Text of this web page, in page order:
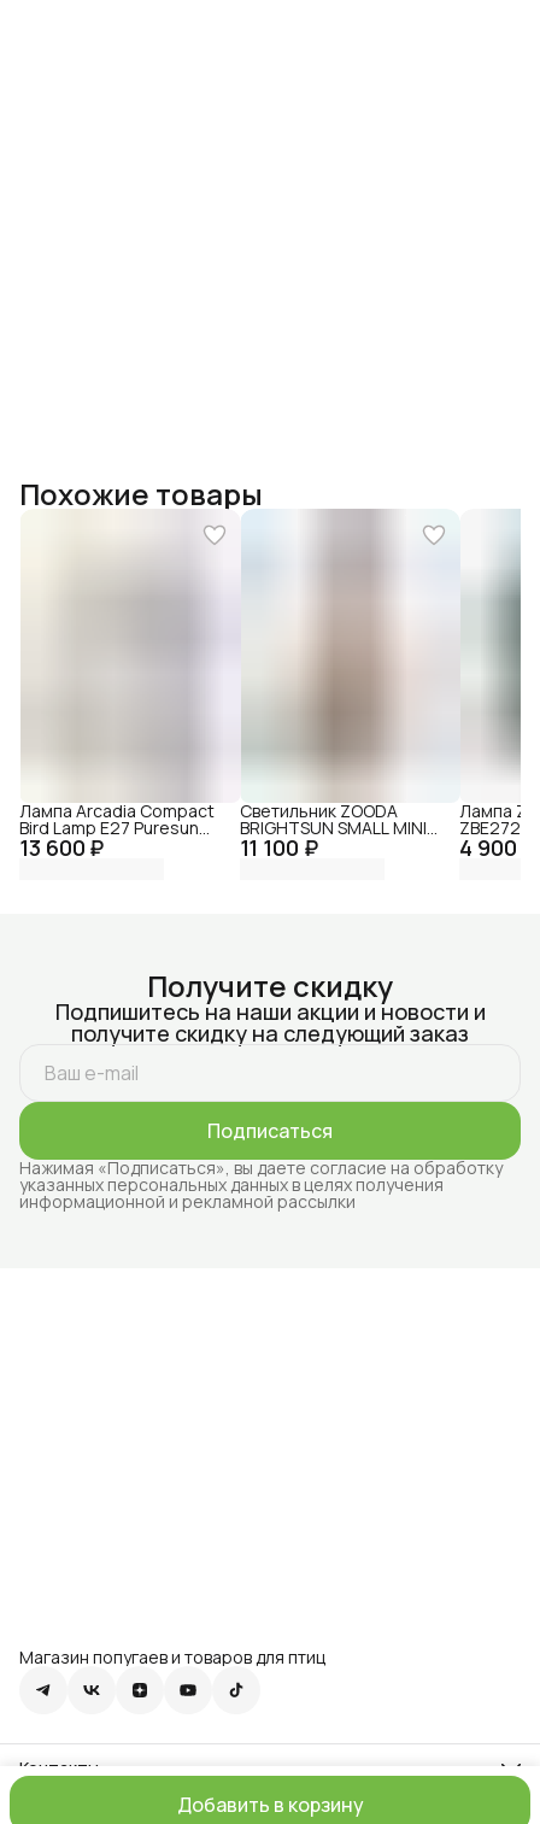
Добавить в корзину
Похожие товары
13 600 ₽
Лампа Arcadia Compact
Bird Lamp E27 Puresun
FBC20X 11 100 ₽
Светильник ZOODA
BRIGHTSUN SMALL MINI
KIT
ZBBSUNSMALKIT8WT5L 4 900 ₽
Лампа
Получите скидку
Подпишитесь на наши акции и новости и
получите скидку на следующий заказ
Подписаться
Нажимая «Подписаться», вы даете согласие на обработку
указанных персональных данных в целях получения
информационной и рекламной рассылки
Магазин попугаев и товаров для птиц
Контакты
г. Москва, ул. Перерва, д.39